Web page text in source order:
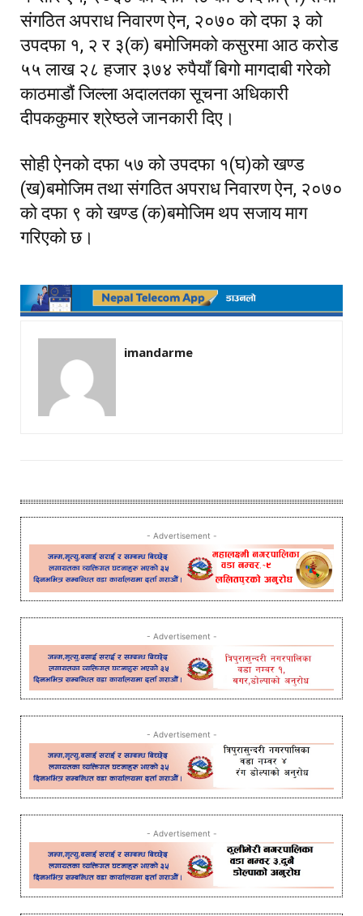
संगठित अपराध निवारण ऐन, २०७० को दफा ३ को
उपदफा १, २ र ३(क) बमोजिमको कसुरमा आठ करोड
५५ लाख २८ हजार ३७४ रुपैयाँ बिगो मागदाबी गरेको
काठमाडौं जिल्ला अदालतका सूचना अधिकारी
दीपककुमार श्रेष्ठले जानकारी दिए।
सोही ऐनको दफा ५७ को उपदफा १(घ)को खण्ड
(ख)बमोजिम तथा संगठित अपराध निवारण ऐन, २०७०
को दफा ९ को खण्ड (क)बमोजिम थप सजाय माग
गरिएको छ।
imandarme
- Advertisement -
- Advertisement -
- Advertisement -
- Advertisement -